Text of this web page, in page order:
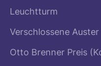
Leuchtturm
Verschlossene Auster
Otto Brenner Preis